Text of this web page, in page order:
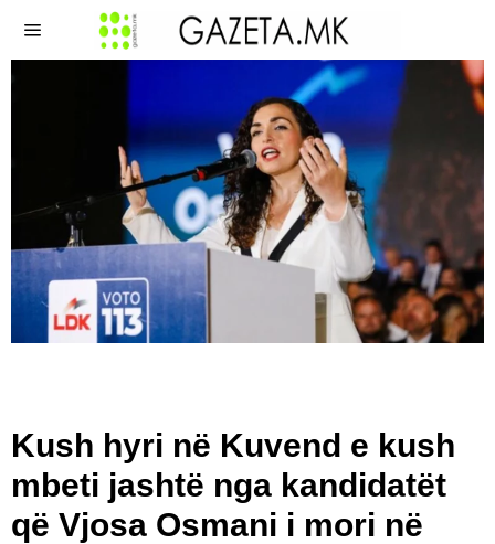
Kush hyri në Kuvend e kush
mbeti jashtë nga kandidatët
që Vjosa Osmani i mori në